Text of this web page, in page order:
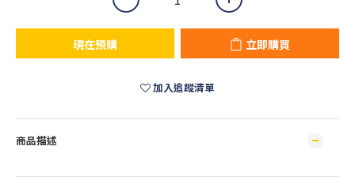
現在預購 立即購買
加入追蹤清單
商品描述